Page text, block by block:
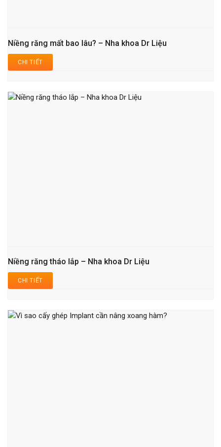
Niềng răng mất bao lâu? – Nha khoa Dr Liệu
CHI TIẾT
Niềng răng tháo lắp – Nha khoa Dr Liệu
CHI TIẾT